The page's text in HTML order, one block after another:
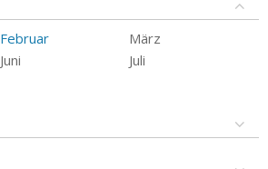
Februar
März
Juni
Juli